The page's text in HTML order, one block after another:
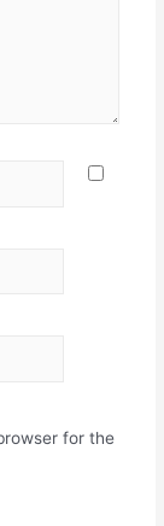
for the